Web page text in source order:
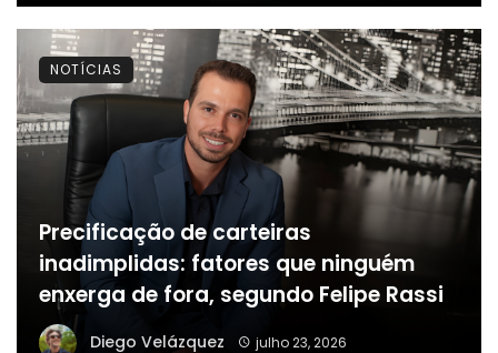
Precificação de carteiras
inadimplidas: fatores que ninguém
enxerga de fora, segundo Felipe Rassi
Diego Velázquez julho 23, 2026
NOTÍCIAS